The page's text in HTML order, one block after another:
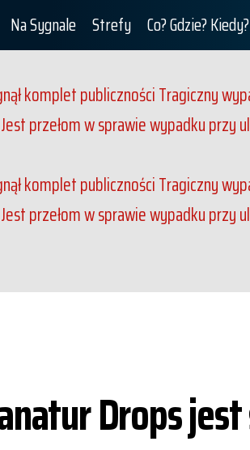
Na Sygnale Strefy Co? Gdzie? Kiedy?
komplet publicznościTragiczny
Jest przełom w sprawie wypadku przy
komplet publicznościTragiczny
Jest przełom w sprawie wypadku przy
Drops